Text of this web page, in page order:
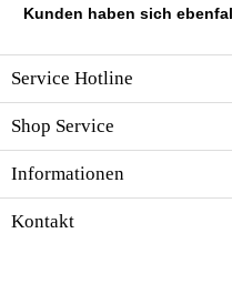
Kunden haben sich
Service Hotline
Shop Service
Informationen
Kontakt